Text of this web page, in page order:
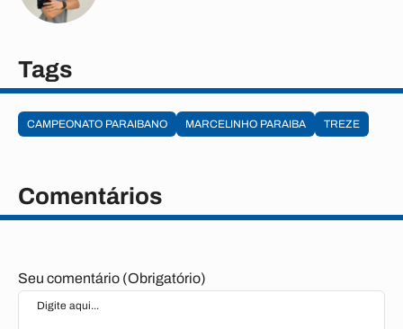
Tags
CAMPEONATO PARAIBANO MARCELINHO PARAIBA TREZE
Comentários
Seu comentário (Obrigatório)